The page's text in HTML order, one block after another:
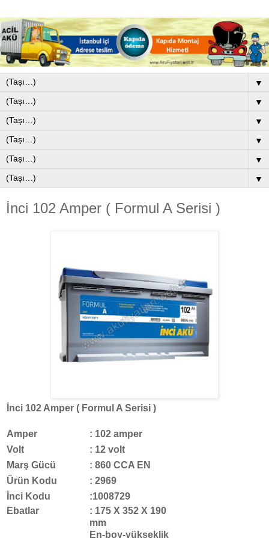
▼
▼
▼
▼
▼
▼
İnci 102 Amper ( Formul A Serisi )
İnci 102 Amper ( Formul A Serisi )
Amper
: 102 amper
Volt
: 12 volt
Marş Gücü
: 860 CCA EN
Ürün Kodu
: 2969
İnci Kodu
:1008729
Ebatlar
: 175 X 352 X 190
mm
En-boy-yükseklik